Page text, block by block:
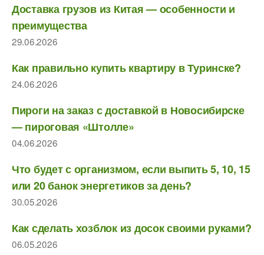
Доставка грузов из Китая — особенности и
преимущества
29.06.2026
Как правильно купить квартиру в Туринске?
24.06.2026
Пироги на заказ с доставкой в Новосибирске
— пироговая «Штолле»
04.06.2026
Что будет с организмом, если выпить 5, 10, 15
или 20 банок энергетиков за день?
30.05.2026
Как сделать хозблок из досок своими руками?
06.05.2026